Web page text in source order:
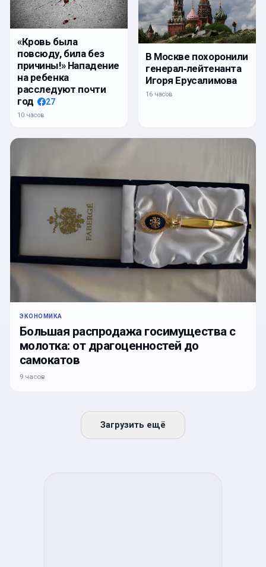
«Кровь была
повсюду, била без
причины!» Нападение
на ребенка
расследуют почти
год
27
10 часов
В Москве похоронили
генерал‑лейтенанта
Игоря Ерусалимова
16 часов
ЭКОНОМИКА
Большая распродажа госимущества с
молотка: от драгоценностей до
самокатов
9 часов
Загрузить ещё